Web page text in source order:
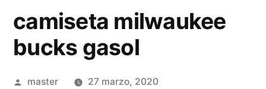
camiseta milwaukee
bucks gasol
Publicado
master 27 marzo, 2020